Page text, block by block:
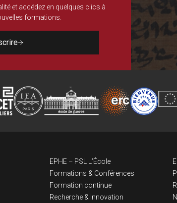
et accédez en quelques clics à
formations.
EPHE – PSL L’École
Formations & Conférences
Formation continue
Recherche & Innovation